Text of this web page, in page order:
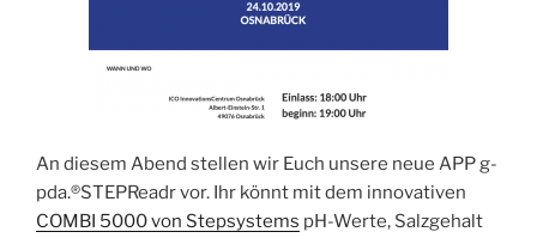
An diesem Abend stellen wir Euch unsere neue APP g-
pda.®STEPReadr vor. Ihr könnt mit dem innovativen
COMBI 5000 von Stepsystems pH-Werte, Salzgehalt